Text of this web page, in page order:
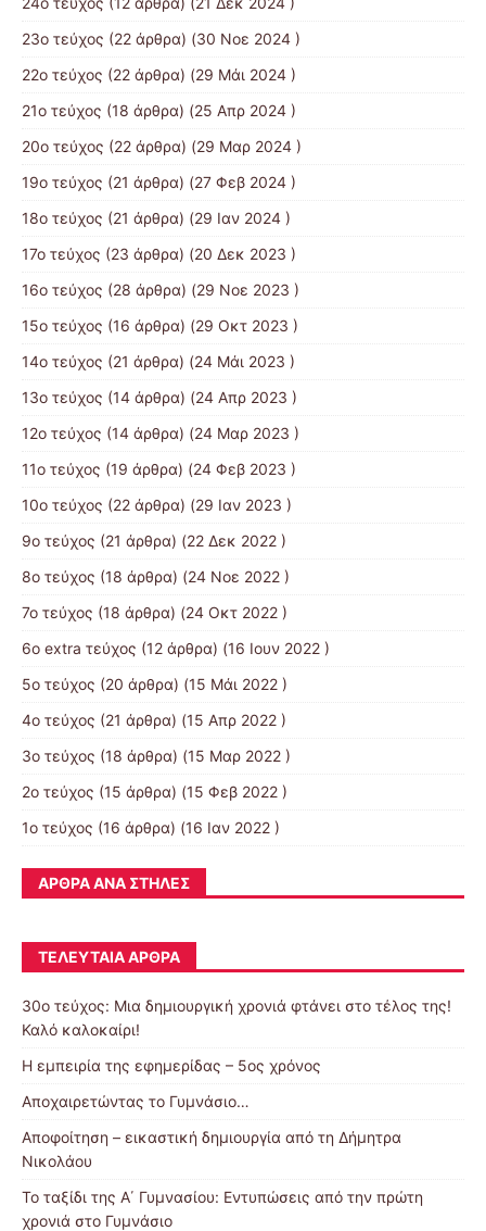
23ο τεύχος (22 άρθρα) (30 Νοε 2024 )
22ο τεύχος (22 άρθρα) (29 Μάι 2024 )
21o τεύχος (18 άρθρα) (25 Απρ 2024 )
20ο τεύχος (22 άρθρα) (29 Μαρ 2024 )
19ο τεύχος (21 άρθρα) (27 Φεβ 2024 )
18ο τεύχος (21 άρθρα) (29 Ιαν 2024 )
17o τεύχος (23 άρθρα) (20 Δεκ 2023 )
16ο τεύχος (28 άρθρα) (29 Νοε 2023 )
15ο τεύχος (16 άρθρα) (29 Οκτ 2023 )
14ο τεύχος (21 άρθρα) (24 Μάι 2023 )
13ο τεύχος (14 άρθρα) (24 Απρ 2023 )
12ο τεύχος (14 άρθρα) (24 Μαρ 2023 )
11ο τεύχος (19 άρθρα) (24 Φεβ 2023 )
10o τεύχος (22 άρθρα) (29 Ιαν 2023 )
9ο τεύχος (21 άρθρα) (22 Δεκ 2022 )
8ο τεύχος (18 άρθρα) (24 Νοε 2022 )
7ο τεύχος (18 άρθρα) (24 Οκτ 2022 )
6ο extra τεύχος (12 άρθρα) (16 Ιουν 2022 )
5ο τεύχος (20 άρθρα) (15 Μάι 2022 )
4ο τεύχος (21 άρθρα) (15 Απρ 2022 )
3ο τεύχος (18 άρθρα) (15 Μαρ 2022 )
2ο τεύχος (15 άρθρα) (15 Φεβ 2022 )
1ο τεύχος (16 άρθρα) (16 Ιαν 2022 )
ΆΡΘΡΑ ΑΝΆ ΣΤΉΛΕΣ
ΤΕΛΕΥΤΑΊΑ ΆΡΘΡΑ
30o τεύχος: Μια δημιουργική χρονιά φτάνει στο τέλος της!
Καλό καλοκαίρι!
Η εμπειρία της εφημερίδας – 5ος χρόνος
Αποχαιρετώντας το Γυμνάσιο…
Αποφοίτηση – εικαστική δημιουργία από τη Δήμητρα
Νικολάου
Το ταξίδι της Α΄ Γυμνασίου: Εντυπώσεις από την πρώτη
χρονιά στο Γυμνάσιο